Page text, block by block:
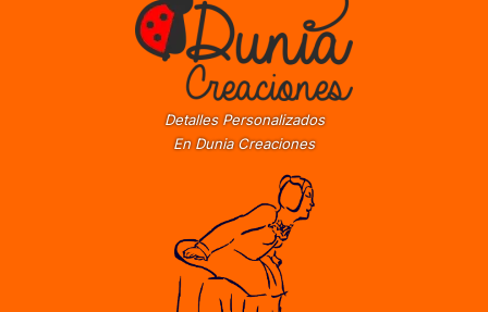
Detalles Personalizados
En Dunia Creaciones